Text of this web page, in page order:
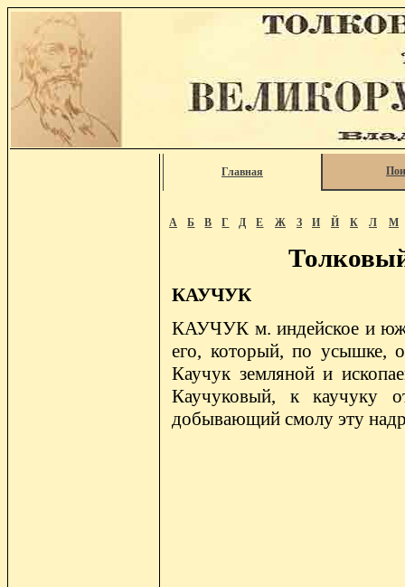
Главная
А Б В Г Д Е Ж З И Й К Л М
КАУЧУК
КАУЧУК м. индейское и
его, который, по усышке,
Каучук земляной и
Каучуковый, к каучуку
добывающий смолу эту